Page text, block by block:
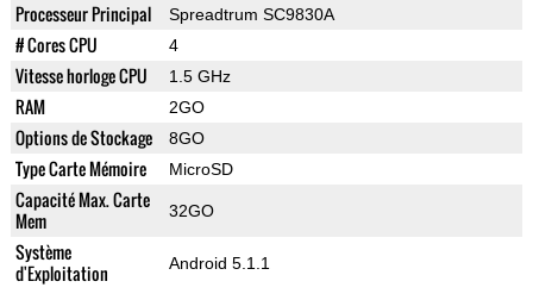
Processeur Principal Spreadtrum SC9830A
# Cores CPU 4
Vitesse horloge CPU 1.5 GHz
RAM 2GO
Options de Stockage 8GO
Type Carte Mémoire MicroSD
Capacité Max. Carte
Mem
32GO
Système
d'Exploitation
Android 5.1.1